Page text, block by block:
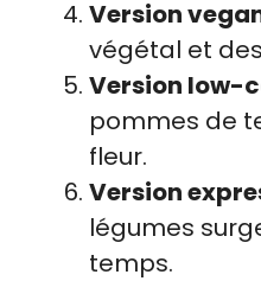
Version
végétal et
Version low-
pommes de
fleur.
Version
légumes
temps.